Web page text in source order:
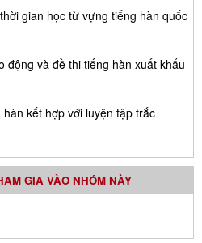
gian học từ vựng tiếng hàn quốc
động và đề thi tiếng hàn xuất khẩu
kết hợp với luyện tập trắc
GIA VÀO NHÓM NÀY